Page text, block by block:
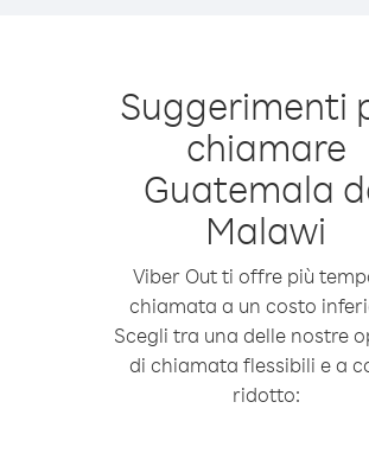
Suggerimenti
chiamare
Guatemala
Malawi
Viber Out ti offre più
chiamata a un costo
Scegli tra una delle nostre
di chiamata flessibili e a
ridotto: